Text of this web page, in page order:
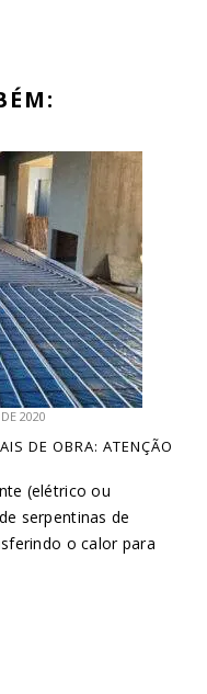
2020
DE OBRA: ATENÇÃO
(elétrico ou
serpentinas de
o calor para